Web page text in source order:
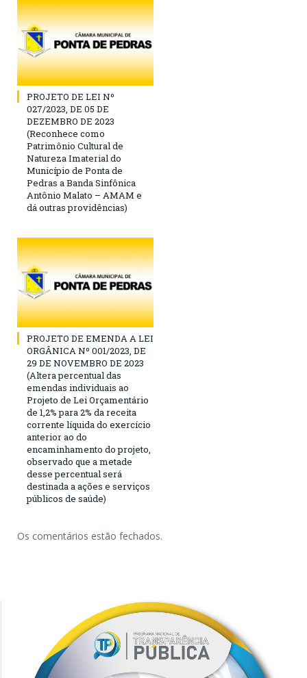
PROJETO DE LEI Nº
027/2023, DE 05 DE
DEZEMBRO DE 2023
(Reconhece como
Patrimônio Cultural de
Natureza Imaterial do
Município de Ponta de
Pedras a Banda Sinfônica
Antônio Malato – AMAM e
dá outras providências)
PROJETO DE EMENDA A LEI
ORGÂNICA Nº 001/2023, DE
29 DE NOVEMBRO DE 2023
(Altera percentual das
emendas individuais ao
Projeto de Lei Orçamentário
de 1,2% para 2% da receita
corrente líquida do exercício
anterior ao do
encaminhamento do projeto,
observado que a metade
desse percentual será
destinada a ações e serviços
públicos de saúde)
Os comentários estão fechados.